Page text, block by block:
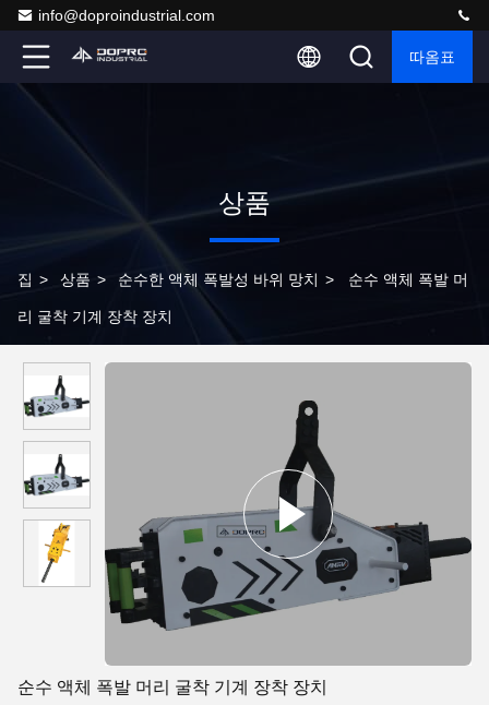
info@doproindustrial.com
따옴표
상품
집 > 상품 > 순수한 액체 폭발성 바위 망치 > 순수 액체 폭발 머
리 굴착 기계 장착 장치
순수 액체 폭발 머리 굴착 기계 장착 장치